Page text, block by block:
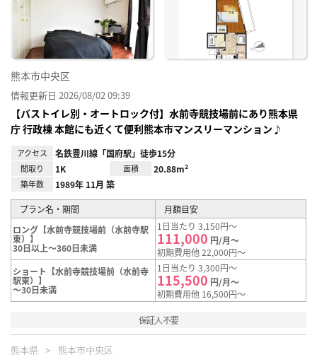
熊本市中央区
情報更新日 2026/08/02 09:39
【バストイレ別・オートロック付】水前寺競技場前にあり熊本県
庁 行政棟 本館にも近くて便利熊本市マンスリーマンション♪
アクセス 名鉄豊川線「国府駅」徒歩15分
間取り 1K 面積 20.88m²
築年数 1989年 11月 築
プラン名・期間
月額目安
ロング【水前寺競技場前（水前寺駅
東）】
30日以上～360日未満
1日当たり 3,150円～
111,000 円/月～
初期費用他 22,000円～
ショート【水前寺競技場前（水前寺
駅東）】
～30日未満
1日当たり 3,300円～
115,500 円/月～
初期費用他 16,500円～
保証人不要
熊本県 熊本市中央区